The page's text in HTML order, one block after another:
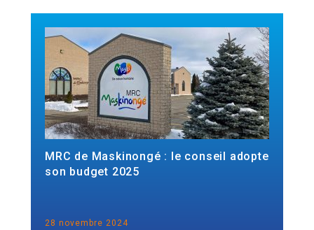
MRC de Maskinongé : le conseil adopte
son budget 2025
28 novembre 2024